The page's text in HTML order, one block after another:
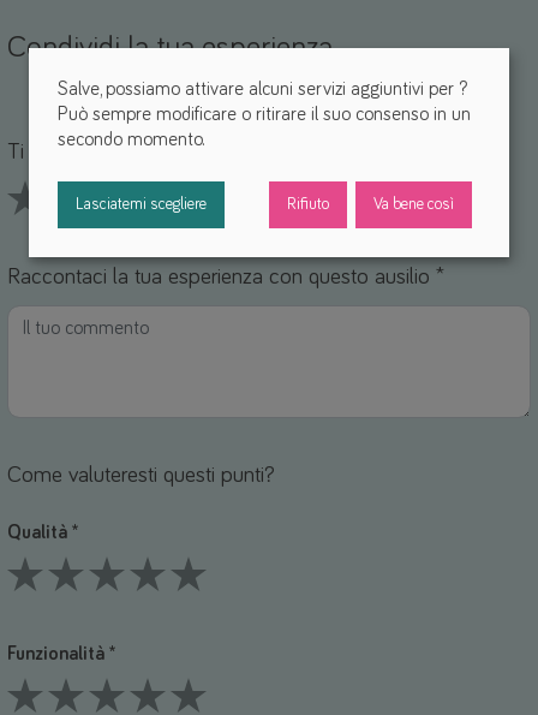
Condividi la tua esperienza
Ti piace questo ausilio? *
2 Stars3 Stars4 Stars5 Stars
Raccontaci la tua esperienza con questo ausilio *
Come valuteresti questi punti?
Qualità *
Funzionalità *
Salve, possiamo attivare alcuni servizi aggiuntivi per ?
Può sempre modificare o ritirare il suo consenso in un
secondo momento.
Lasciatemi scegliere Rifiuto Va bene così